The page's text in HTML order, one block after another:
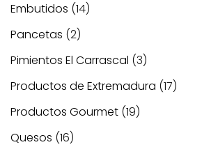
Embutidos (14)
Pancetas (2)
Pimientos El Carrascal (3)
Productos de Extremadura (17)
Productos Gourmet (19)
Quesos (16)